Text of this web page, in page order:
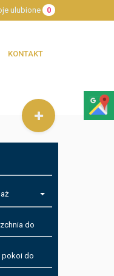
ulubione 0
KONTAKT